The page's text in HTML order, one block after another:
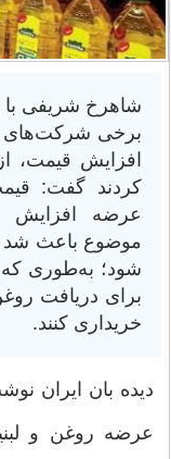
شاهرخ شریفی با
برخی شرکت‌های
افزایش قیمت،
کردند گفت:
عرضه افزایش
موضوع باعث
شود؛ به‌طوری
برای دریافت روغن
خریداری کنند.
دیده بان ایران
عرضه روغن و